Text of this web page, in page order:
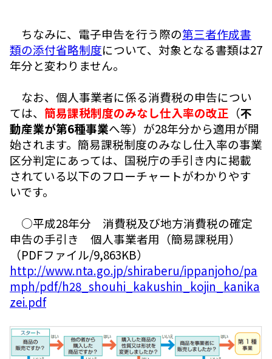
ちなみに、電子申告を行う際の第三者作成書
類の添付省略制度について、対象となる書類は27
年分と変わりません。
なお、個人事業者に係る消費税の申告につい
ては、 簡易課税制度のみなし仕入率の改正 （不
動産業が第6種事業へ等）が28年分から適用が開
始されます。簡易課税制度のみなし仕入率の事業
区分判定にあっては、国税庁の手引き内に掲載
されている以下のフローチャートがわかりやす
いです。
○平成28年分 消費税及び地方消費税の確定
申告の手引き 個人事業者用（簡易課税用）
（PDFファイル/9,863KB）
http://www.nta.go.jp/shiraberu/ippanjoho/pa
mph/pdf/h28_shouhi_kakushin_kojin_kanika
zei.pdf